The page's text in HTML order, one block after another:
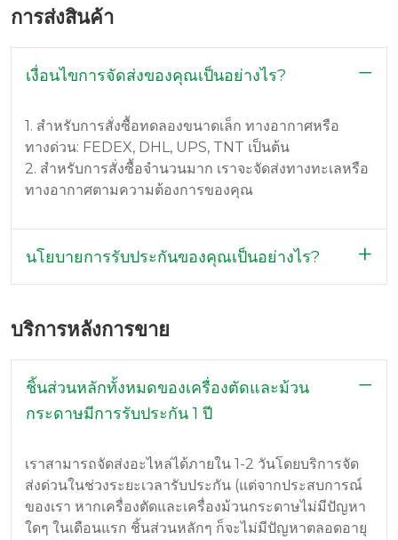
การส่งสินค้า
เงื่อนไขการจัดส่งของคุณเป็นอย่างไร?
1. สำหรับการสั่งซื้อทดลองขนาดเล็ก ทางอากาศหรือ
ทางด่วน: FEDEX, DHL, UPS, TNT เป็นต้น
2. สำหรับการสั่งซื้อจำนวนมาก เราจะจัดส่งทางทะเลหรือ
ทางอากาศตามความต้องการของคุณ
นโยบายการรับประกันของคุณเป็นอย่างไร?
บริการหลังการขาย
ชิ้นส่วนหลักทั้งหมดของเครื่องตัดและม้วน
กระดาษมีการรับประกัน 1 ปี
เราสามารถจัดส่งอะไหล่ได้ภายใน 1-2 วันโดยบริการจัด
ส่งด่วนในช่วงระยะเวลารับประกัน (แต่จากประสบการณ์
ของเรา หากเครื่องตัดและเครื่องม้วนกระดาษไม่มีปัญหา
ใดๆ ในเดือนแรก ชิ้นส่วนหลักๆ ก็จะไม่มีปัญหาตลอดอายุ